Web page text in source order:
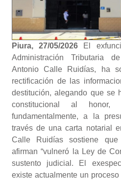
Piura, 27/05/2026 El
Administración Tributaria
Antonio Calle Ruidías, ha
rectificación de las
destitución, alegando que se
constitucional al
fundamentalmente, a la
través de una carta notarial
Calle Ruidías sostiene
afirman “vulneró la Ley de
sustento judicial. El
existe actualmente un